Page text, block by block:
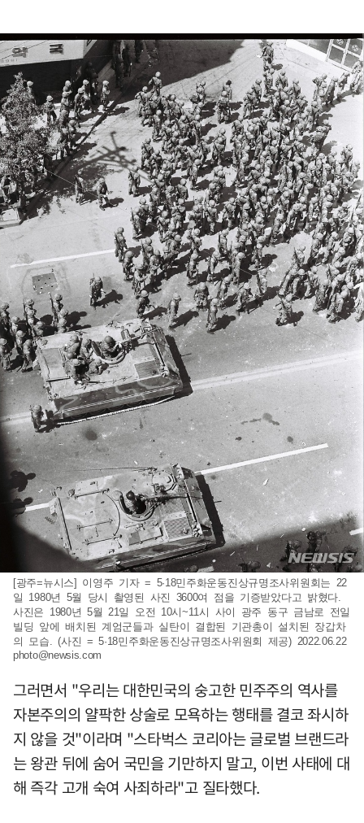
[광주=뉴시스] 이영주 기자 = 5·18민주화운동진상규명조사위원회는 22
일 1980년 5월 당시 촬영된 사진 3600여 점을 기증받았다고 밝혔다.
사진은 1980년 5월 21일 오전 10시~11시 사이 광주 동구 금남로 전일
빌딩 앞에 배치된 계엄군들과 실탄이 결합된 기관총이 설치된 장갑차
의 모습. (사진 = 5·18민주화운동진상규명조사위원회 제공) 2022.06.22
photo@newsis.com
그러면서 "우리는 대한민국의 숭고한 민주주의 역사를
자본주의의 얄팍한 상술로 모욕하는 행태를 결코 좌시하
지 않을 것"이라며 "스타벅스 코리아는 글로벌 브랜드라
는 왕관 뒤에 숨어 국민을 기만하지 말고, 이번 사태에 대
해 즉각 고개 숙여 사죄하라"고 질타했다.